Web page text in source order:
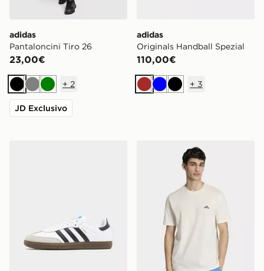
adidas
Pantaloncini Tiro 26
23,00€
NeroGrigioVerde
+ 2
JD Exclusivo
adidas
Originals Handball Spezial
110,00€
Marrone
BluNero
+ 3
adidas T-shirt Sport Con